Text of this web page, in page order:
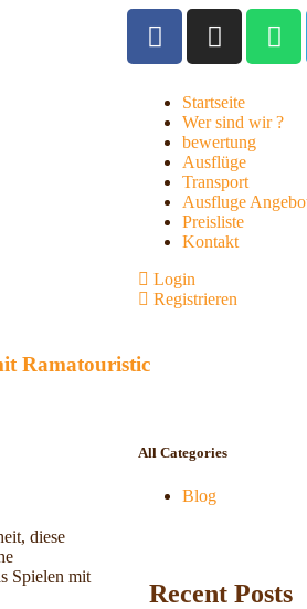
Startseite
Wer sind wir ?
bewertung
Ausflüge
Transport
Ausfluge
Preisliste
Kontakt
Login
Registrieren
Ramatouristic
diese
Spielen mit
All Categories
Blog
Recent Posts